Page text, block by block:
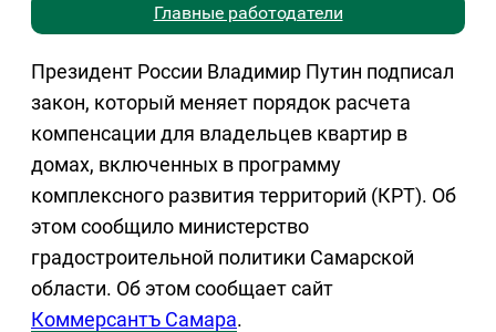
Главные работодатели
Президент России Владимир Путин подписал
закон, который меняет порядок расчета
компенсации для владельцев квартир в
домах, включенных в программу
комплексного развития территорий (КРТ). Об
этом сообщило министерство
градостроительной политики Самарской
области. Об этом сообщает сайт
Коммерсантъ Самара.